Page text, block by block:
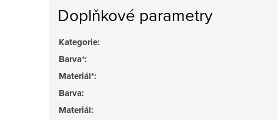
Doplňkové parametry
Kategorie:
Barva*:
Materiál*:
Barva:
Materiál: